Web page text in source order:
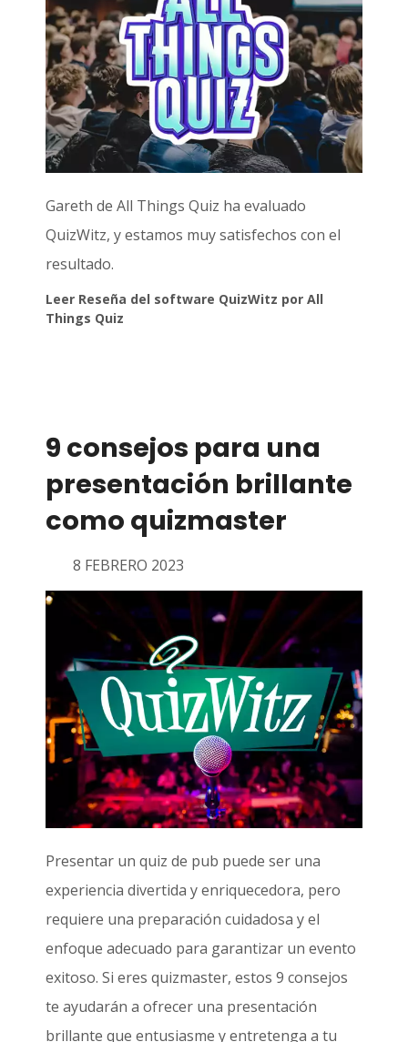
Gareth de All Things Quiz ha evaluado
QuizWitz, y estamos muy satisfechos con el
resultado.
Leer Reseña del software QuizWitz por All
Things Quiz
9 consejos para una
presentación brillante
como quizmaster
8 FEBRERO 2023
Presentar un quiz de pub puede ser una
experiencia divertida y enriquecedora, pero
requiere una preparación cuidadosa y el
enfoque adecuado para garantizar un evento
exitoso. Si eres quizmaster, estos 9 consejos
te ayudarán a ofrecer una presentación
brillante que entusiasme y entretenga a tu